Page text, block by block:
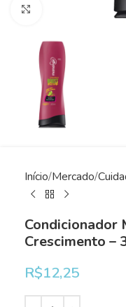
Clique para
Início Mercado
Condicionador
Crescimento –
R$12,25